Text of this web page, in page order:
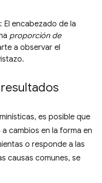
: El encabezado de la
proporción de
a observar el
es posible que
cambios en la forma en
o responde a las
causas comunes, se